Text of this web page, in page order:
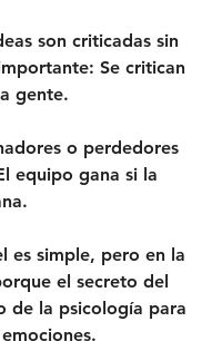
son criticadas sin
Se critican
gente.
o perdedores
equipo gana si la
es simple, pero en la
el secreto del
de la psicología para